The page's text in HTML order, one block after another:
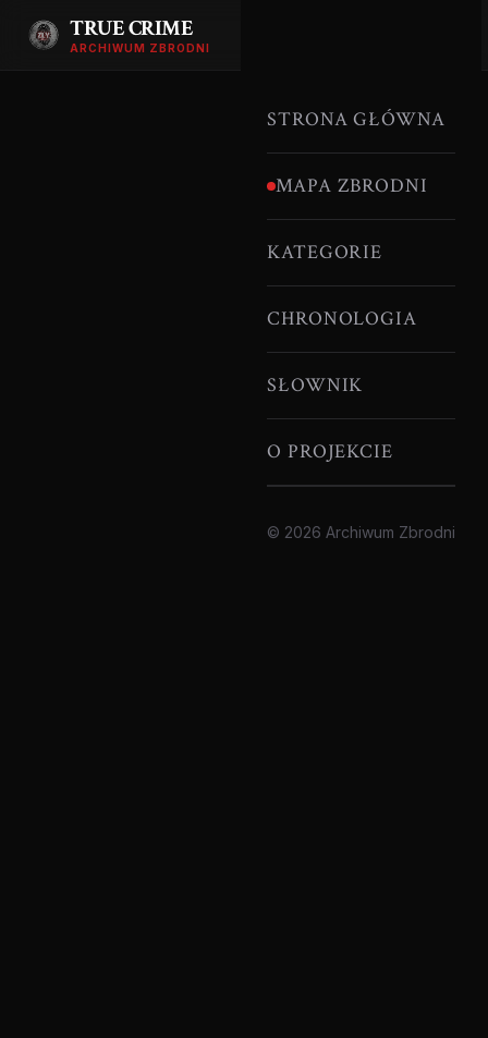
TRUE CRIME
ARCHIWUM ZBRODNI
STRONA GŁÓWNA
MAPA ZBRODNI
KATEGORIE
CHRONOLOGIA
SŁOWNIK
O PROJEKCIE
© 2026 Archiwum Zbrodni